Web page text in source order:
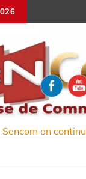
Sencom en continu